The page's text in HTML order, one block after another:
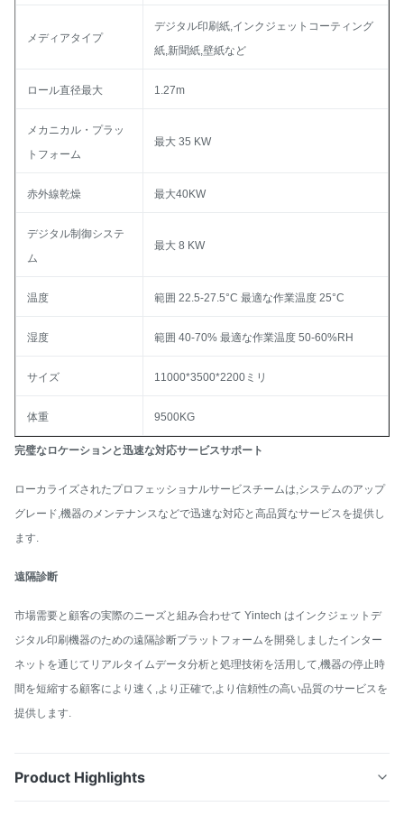
メディアタイプ
デジタル印刷紙,インクジェットコーティング
紙,新聞紙,壁紙など
ロール直径最大 1.27m
メカニカル・プラッ
トフォーム
最大 35 KW
赤外線乾燥 最大40KW
デジタル制御システ
ム
最大 8 KW
温度 範囲 22.5-27.5°C 最適な作業温度 25°C
湿度 範囲 40-70% 最適な作業温度 50-60%RH
サイズ 11000*3500*2200ミリ
体重 9500KG
完璧なロケーションと迅速な対応サービスサポート
ローカライズされたプロフェッショナルサービスチームは,システムのアップ
グレード,機器のメンテナンスなどで迅速な対応と高品質なサービスを提供し
ます.
遠隔診断
市場需要と顧客の実際のニーズと組み合わせて Yintech はインクジェットデ
ジタル印刷機器のための遠隔診断プラットフォームを開発しましたインター
ネットを通じてリアルタイムデータ分析と処理技術を活用して,機器の停止時
間を短縮する顧客により速く,より正確で,より信頼性の高い品質のサービスを
提供します.
Product Highlights